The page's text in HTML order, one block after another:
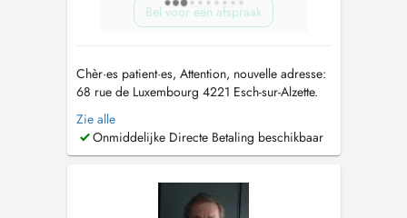
Bel voor een afspraak
Chèr·es patient·es, Attention, nouvelle adresse:
68 rue de Luxembourg 4221 Esch-sur-Alzette.
Le cabinet se trouve au 2e étage, vous pouvez
monter directement. Contact:
dr.florie.kuta@gmail.com Tel: 661994897 Le
pathologies aiguës et chroniques de ...
Zie alle
Onmiddelijke Directe Betaling beschikbaar